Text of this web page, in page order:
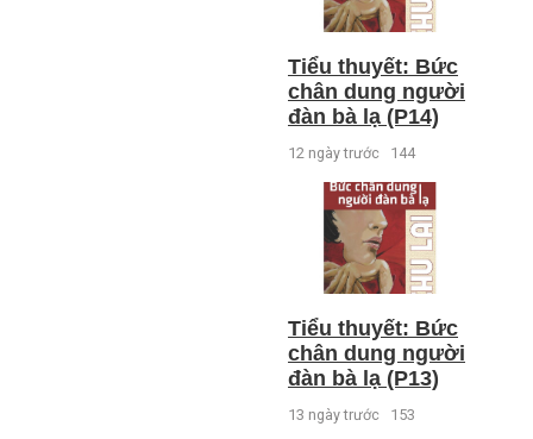
Tiểu thuyết: Bức
chân dung người
đàn bà lạ (P14)
12 ngày trước 144
Tiểu thuyết: Bức
chân dung người
đàn bà lạ (P13)
13 ngày trước 153